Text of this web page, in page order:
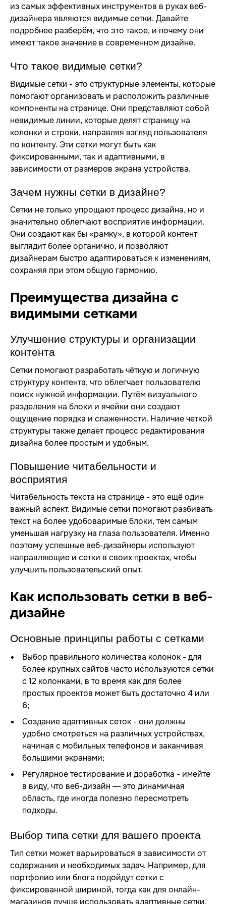
из самых эффективных инструментов в руках веб-
дизайнера являются видимые сетки. Давайте
подробнее разберём, что это такое, и почему они
имеют такое значение в современном дизайне.
Что такое видимые сетки?
Видимые сетки - это структурные элементы, которые
помогают организовать и расположить различные
компоненты на странице. Они представляют собой
невидимые линии, которые делят страницу на
колонки и строки, направляя взгляд пользователя
по контенту. Эти сетки могут быть как
фиксированными, так и адаптивными, в
зависимости от размеров экрана устройства.
Зачем нужны сетки в дизайне?
Сетки не только упрощают процесс дизайна, но и
значительно облегчают восприятие информации.
Они создают как бы «рамку», в которой контент
выглядит более органично, и позволяют
дизайнерам быстро адаптироваться к изменениям,
сохраняя при этом общую гармонию.
Преимущества дизайна с
видимыми сетками
Улучшение структуры и организации
контента
Сетки помогают разработать чёткую и логичную
структуру контента, что облегчает пользователю
поиск нужной информации. Путём визуального
разделения на блоки и ячейки они создают
ощущение порядка и слаженности. Наличие четкой
структуры также делает процесс редактирования
дизайна более простым и удобным.
Повышение читабельности и
восприятия
Читабельность текста на странице - это ещё один
важный аспект. Видимые сетки помогают разбивать
текст на более удобоваримые блоки, тем самым
уменьшая нагрузку на глаза пользователя. Именно
поэтому успешные веб-дизайнеры используют
направляющие и сетки в своих проектах, чтобы
улучшить пользовательский опыт.
Как использовать сетки в веб-
дизайне
Основные принципы работы с сетками
Выбор правильного количества колонок - для
более крупных сайтов часто используются сетки
с 12 колонками, в то время как для более
простых проектов может быть достаточно 4 или
6;
Создание адаптивных сеток - они должны
удобно смотреться на различных устройствах,
начиная с мобильных телефонов и заканчивая
большими экранами;
Регулярное тестирование и доработка - имейте
в виду, что веб-дизайн — это динамичная
область, где иногда полезно пересмотреть
подходы.
Выбор типа сетки для вашего проекта
Тип сетки может варьироваться в зависимости от
содержания и необходимых задач. Например, для
портфолио или блога подойдут сетки с
фиксированной шириной, тогда как для онлайн-
магазинов лучше использовать адаптивные сетки,